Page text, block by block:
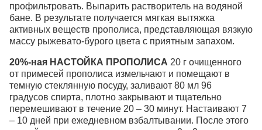
профильтровать. Выпарить растворитель на водяной
бане. В результате получается мягкая вытяжка
активных веществ прополиса, представляющая вязкую
массу рыжевато-бурого цвета с приятным запахом.
20%-ная НАСТОЙКА ПРОПОЛИСА 20 г очищенного
от примесей прополиса измельчают и помещают в
темную стеклянную посуду, заливают 80 мл 96
градусов спирта, плотно закрывают и тщательно
перемешивают в течение 20 – 30 минут. Настаивают 7
– 10 дней при ежедневном взбалтывании. После этого